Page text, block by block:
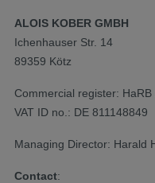
ALOIS KOBER GMBH
Ichenhauser Str. 14
89359 Kötz​
Commercial register:
VAT ID no.: DE 811148849
Managing Director: Harald
Contact: